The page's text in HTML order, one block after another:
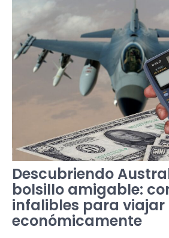
Descubriendo
bolsillo amigable:
infalibles para viajar
económicamente